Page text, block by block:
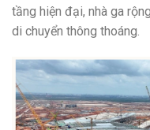
tầng hiện đại, nhà ga
di chuyển thông thoáng.